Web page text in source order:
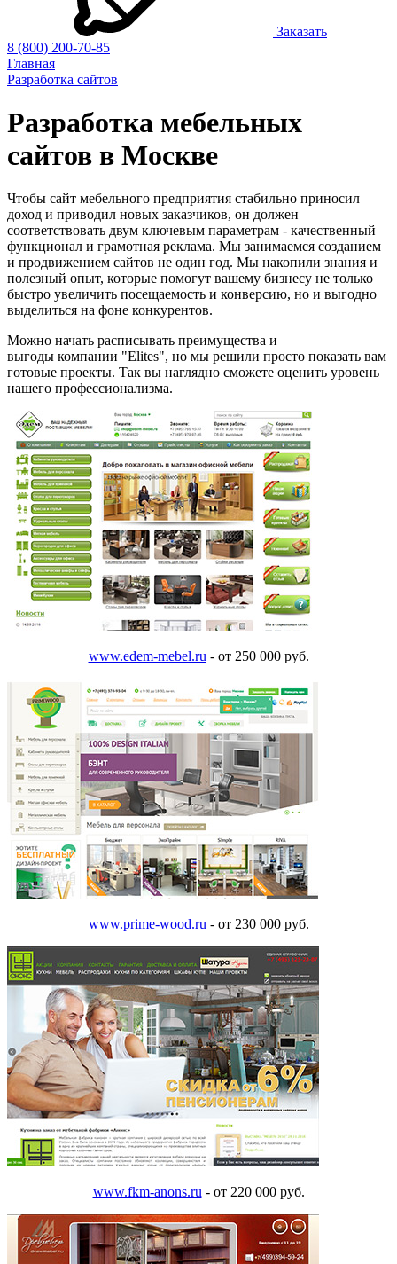
Заказать
8 (800) 200-70-85
Главная
Разработка сайтов
Разработка мебельных
сайтов в Москве
Чтобы сайт мебельного предприятия стабильно приносил
доход и приводил новых заказчиков, он должен
соответствовать двум ключевым параметрам - качественный
функционал и грамотная реклама. Мы занимаемся созданием
и продвижением сайтов не один год. Мы накопили знания и
полезный опыт, которые помогут вашему бизнесу не только
быстро увеличить посещаемость и конверсию, но и выгодно
выделиться на фоне конкурентов.
Можно начать расписывать преимущества и
выгоды компании "Elites", но мы решили просто показать вам
готовые проекты. Так вы наглядно сможете оценить уровень
нашего профессионализма.
www.edem-mebel.ru- от 250 000 руб.
www.prime-wood.ru- от 230 000 руб.
www.fkm-anons.ru- от 220 000 руб.